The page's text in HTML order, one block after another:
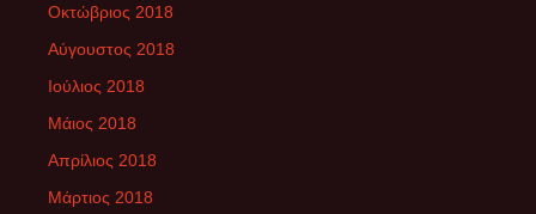
Οκτώβριος 2018
Αύγουστος 2018
Ιούλιος 2018
Μάιος 2018
Απρίλιος 2018
Μάρτιος 2018